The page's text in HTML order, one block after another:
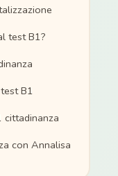
test B1?
B1
cittadinanza
con Annalisa